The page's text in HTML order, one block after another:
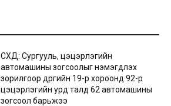
СХД: Сургууль, цэцэрлэгийн
автомашины зогсоолыг нэмэгдүүлэх
зорилгоор дүүргийн 19-р хороонд 92-р
цэцэрлэгийн урд талд 62 автомашины
зогсоол барьжээ